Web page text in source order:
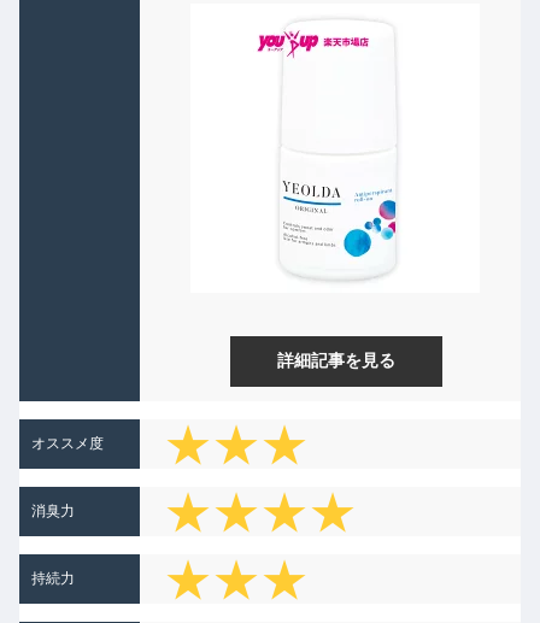
詳細記事を見る
オススメ度
★★★
★★
消臭力
★★★★
★
持続力 ★★★